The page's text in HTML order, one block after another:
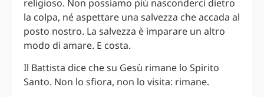
religioso. Non possiamo più nasconderci dietro
la colpa, né aspettare una salvezza che accada al
posto nostro. La salvezza è imparare un altro
modo di amare. E costa.
Il Battista dice che su Gesù rimane lo Spirito
Santo. Non lo sfiora, non lo visita: rimane.